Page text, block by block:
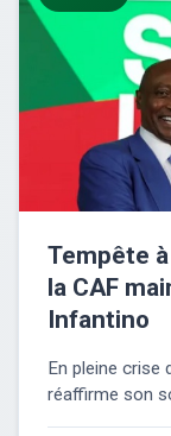
Tempête
la CAF
Infantino
En pleine crise
réaffirme son